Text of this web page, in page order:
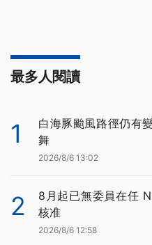
最多人閱讀
1
白海豚颱風路徑仍有
舞
2026/8/6 13:02
2
8月起已無委員在任
核准
2026/8/6 12:58